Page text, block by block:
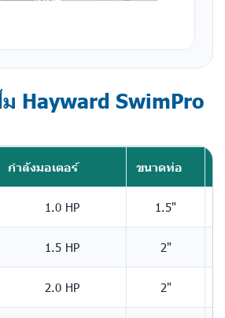
Hayward SwimPro
กำลังมอเตอร์ ขนาดท่อ
1.0 HP 1.5"
1.5 HP 2"
2.0 HP 2"